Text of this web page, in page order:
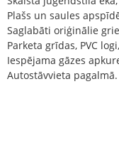
Plašs un saules
Saglabāti oriģinālie
Parketa grīdas, PVC
Iespējama gāzes
Autostāvvieta pagalmā.